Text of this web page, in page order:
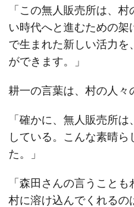
「この無人販売所は、
い時代へと進むための架
で生まれた新しい活力を
ができます。」
耕一の言葉は、村の人々
「確かに、無人販売所
している。こんな素晴
た。」
「森田さんの言うこと
村に溶け込んでくれるの